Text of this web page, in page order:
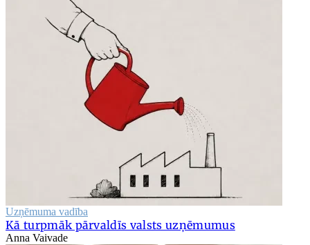
Uzņēmuma vadība
Kā turpmāk pārvaldīs valsts uzņēmumus
Anna Vaivade